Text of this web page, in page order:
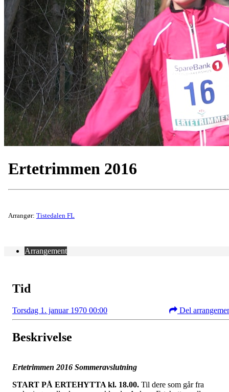
Ertetrimmen 2016
Arrangør: Tistedalen FL
Arrangement
Tid
Torsdag 1. januar 1970 00:00 Del
Beskrivelse
Ertetrimmen 2016 Sommeravslutning
START PÅ ERTEHYTTA kl. 18.00. Til dere som går fra